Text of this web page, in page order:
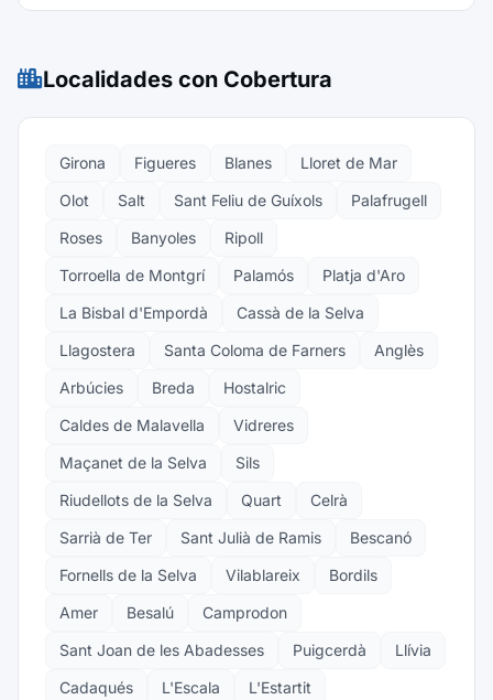
Localidades con Cobertura
Girona Figueres Blanes
Lloret de Mar
Olot
Salt Sant Feliu de Guíxols
Palafrugell
Roses
Banyoles
Ripoll
Torroella de Montgrí
Palamós
Platja d'Aro
La Bisbal d'Empordà
Cassà de la Selva
Llagostera
Santa Coloma de Farners
Anglès
Arbúcies
Breda
Hostalric
Caldes de Malavella
Vidreres
Maçanet de la Selva
Sils
Riudellots de la Selva
Quart
Celrà
Sarrià de Ter
Sant Julià de Ramis
Bescanó
Fornells de la Selva
Vilablareix
Bordils
Amer
Besalú
Camprodon
Sant Joan de les Abadesses
Puigcerdà
Llívia
Cadaqués
L'Escala
L'Estartit